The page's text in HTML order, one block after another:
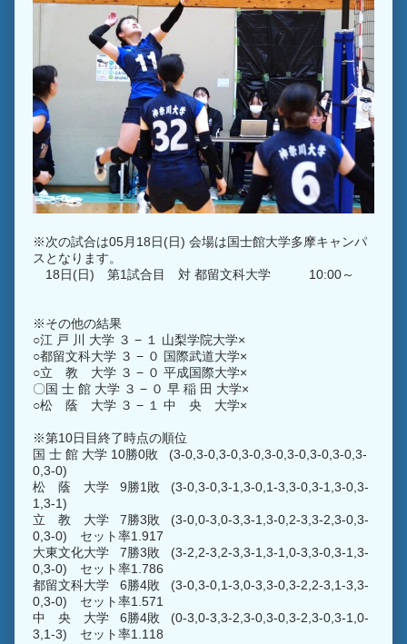
※次の試合は05月18日(日) 会場は国士館大学多摩キャンパ
スとなります。
18日(日) 第1試合目 対 都留文科大学 10:00～
※その他の結果
○江 戸 川 大学 ３ − １ 山梨学院大学×
○都留文科大学 ３ − ０ 国際武道大学×
○立 教 大学 ３ − ０ 平成国際大学×
〇国 士 館 大学 ３ − ０ 早 稲 田 大学×
○松 蔭 大学 ３ − １ 中 央 大学×
※第10日目終了時点の順位
国 士 館 大学 10勝0敗 (3-0,3-0,3-0,3-0,3-0,3-0,3-0,3-0,3-
0,3-0)
松 蔭 大学 9勝1敗 (3-0,3-0,3-1,3-0,1-3,3-0,3-1,3-0,3-
1,3-1)
立 教 大学 7勝3敗 (3-0,0-3,0-3,3-1,3-0,2-3,3-2,3-0,3-
0,3-0) セット率1.917
大東文化大学 7勝3敗 (3-2,2-3,2-3,3-1,3-1,0-3,3-0,3-1,3-
0,3-0) セット率1.786
都留文科大学 6勝4敗 (3-0,3-0,1-3,0-3,3-0,3-2,2-3,1-3,3-
0,3-0) セット率1.571
中 央 大学 6勝4敗 (0-3,0-3,3-2,3-0,3-0,3-2,3-0,3-1,0-
3,1-3) セット率1.118